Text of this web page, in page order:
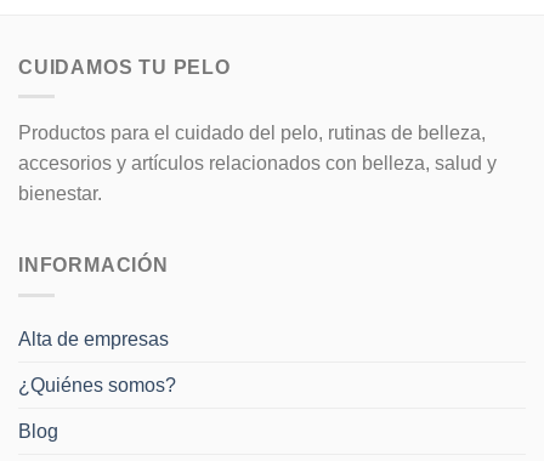
CUIDAMOS TU PELO
Productos para el cuidado del pelo, rutinas de belleza,
accesorios y artículos relacionados con belleza, salud y
bienestar.
INFORMACIÓN
Alta de empresas
¿Quiénes somos?
Blog